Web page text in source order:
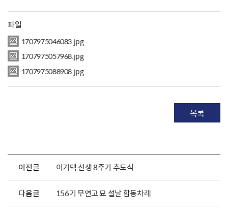
파일
1707975046083.jpg
1707975057968.jpg
1707975088908.jpg
목록
이전글 이기택 선생 8주기 추도식
다음글 156기 무연고 묘 설날 합동차례